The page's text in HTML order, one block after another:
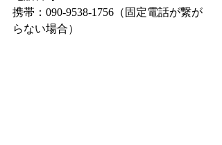
携帯：090-9538-1756（固定電話が繋が
らない場合）